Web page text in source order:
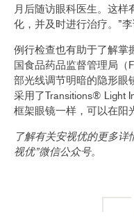
月后随访眼科医生。这
化，并及时进行治疗。”李
例行检查也有助于了解掌
国食品药品监督管理局（
部光线调节明暗的隐形眼
采用了Transitions® Light
框架眼镜一样，可以在阳
了解有关安视优的更多
视优”微信公众号。